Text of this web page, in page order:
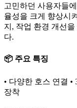
고민하던 사용자들
율성을 크게 향상시
지, 작업 환경 개선
다.
📦 주요 특징
• 다양한 호스 연결 •
장착